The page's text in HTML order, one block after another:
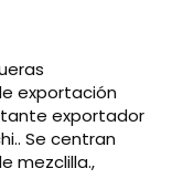
exportación
exportador
Se centran
mezclilla.,